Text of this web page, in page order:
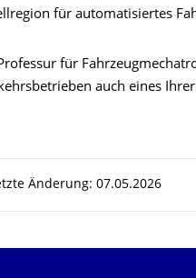
für automatisiertes
für
auch eines Ihrer
Änderung: 07.05.2026